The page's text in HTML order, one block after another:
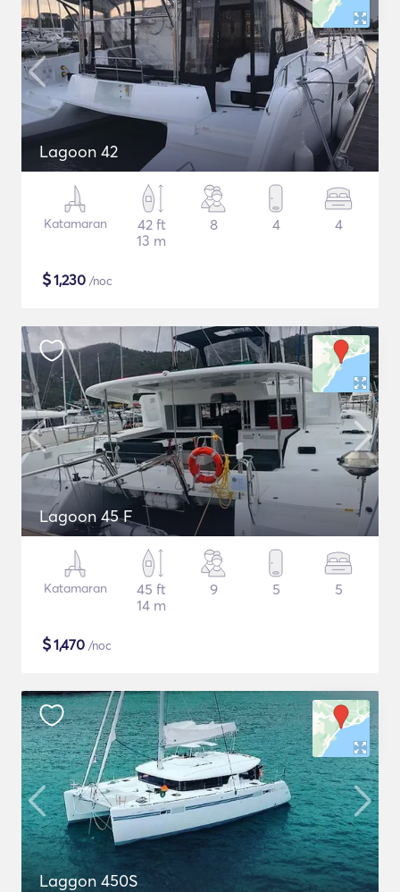
Lagoon 42
Katamaran
42 ft
13 m
8 4 4
$1,230 /noc
Lagoon 45 F
Katamaran
45 ft
14 m
9 5 5
$1,470 /noc
Laggon 450S